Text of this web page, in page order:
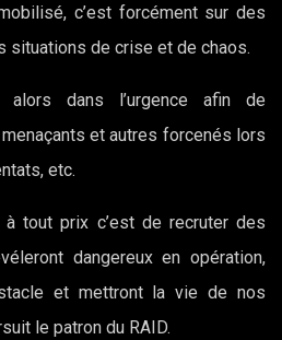
c’est forcément sur des
situations de crise et de chaos.
alors dans l’urgence afin de
et autres forcenés lors
etc.
tout prix c’est de recruter des
dangereux en opération,
et mettront la vie de nos
le patron du RAID.